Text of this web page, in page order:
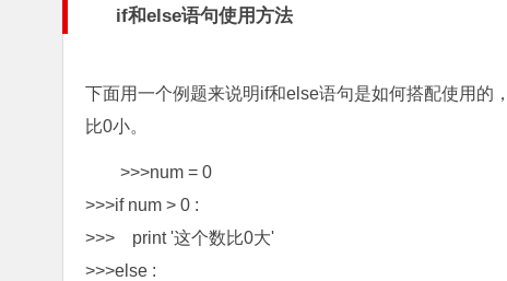
if和else语句使用方法
下面用一个例题来说明if和else语句是如何搭配使用的
比0小。
>>>num = 0
>>>if num > 0 :
>>> print '这个数比0大'
>>>else :